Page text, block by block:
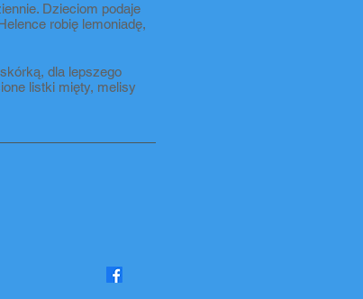
Dzieciom podaje
robię lemoniadę,
dla lepszego
listki mięty, melisy